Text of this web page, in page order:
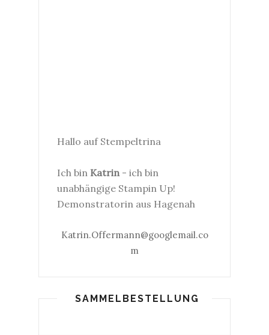
Hallo auf Stempeltrina
Ich bin Katrin- ich bin
unabhängige Stampin Up!
Demonstratorin aus Hagenah
Katrin.Offermann@googlemail.co
m
SAMMELBESTELLUNG